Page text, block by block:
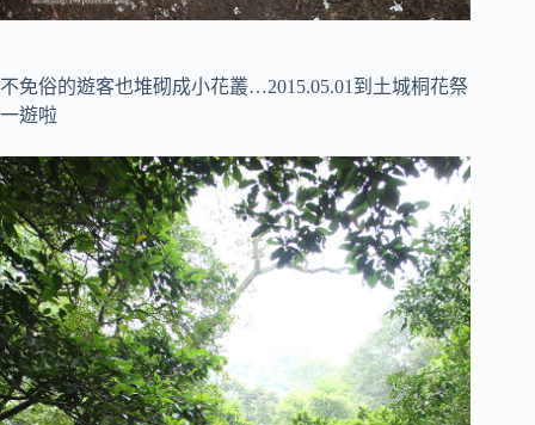
不免俗的遊客也堆砌成小花叢…2015.05.01到土城桐花祭
一遊啦